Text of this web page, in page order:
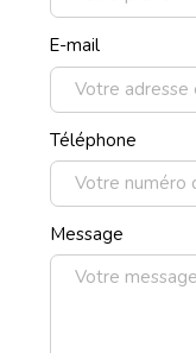
E-mail
Téléphone
Message